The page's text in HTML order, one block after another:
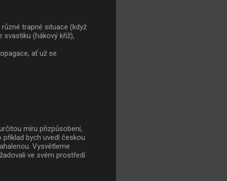
trapné situace (když
svastiku (hákový kříž),
ať už se
míru přizpůsobení,
bych uvedl českou
Vysvětleme
ve svém prostředí